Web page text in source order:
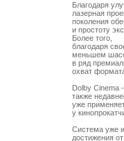
Благодаря
лазерная
поколения
и простоту
Более того,
благодаря
меньшем
в ряд
охват
Dolby Cinema
также
уже
у
Система уже
достижения